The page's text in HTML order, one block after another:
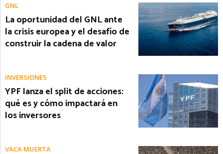
GNL
La oportunidad del GNL ante
la crisis europea y el desafío de
construir la cadena de valor
INVERSIONES
YPF lanza el split de acciones:
qué es y cómo impactará en
los inversores
VACA MUERTA